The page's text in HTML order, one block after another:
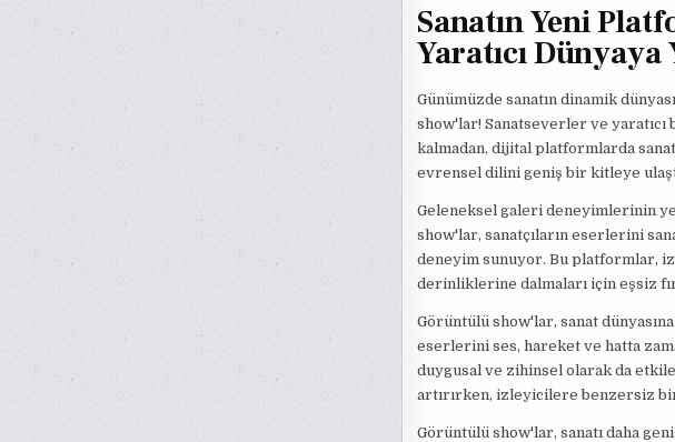
Sanatın Yeni
Yaratıcı
Günümüzde sanatın dinamik
show'lar! Sanatseverler ve yaratıcı
kalmadan, dijital platformlarda
evrensel dilini geniş bir kitleye
Geleneksel galeri deneyimlerinin
show'lar, sanatçıların eserlerini
deneyim sunuyor. Bu platformlar,
derinliklerine dalmaları için eşsiz
Görüntülü show'lar, sanat
eserlerini ses, hareket ve hatta
duygusal ve zihinsel olarak da
artırırken, izleyicilere benzersiz
Görüntülü show'lar, sanatı daha